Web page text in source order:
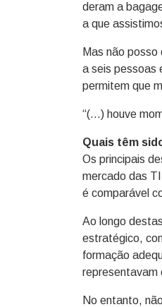
deram a
a que
Mas não
a seis pessoas
permitem que
“(…) houve
Quais têm
Os principais
mercado das
é comparável
Ao longo
estratégico,
formação
representavam
No entanto,